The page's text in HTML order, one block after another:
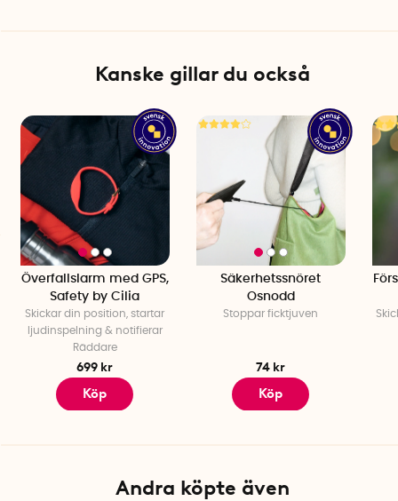
Kanske gillar du också
Överfallslarm med GPS,
Safety by Cilia
Skickar din position, startar
ljudinspelning & notifierar
Räddare
699 kr
Köp
Säkerhetssnöret
Osnodd
Stoppar ficktjuven
74 kr
Köp
Andra köpte även